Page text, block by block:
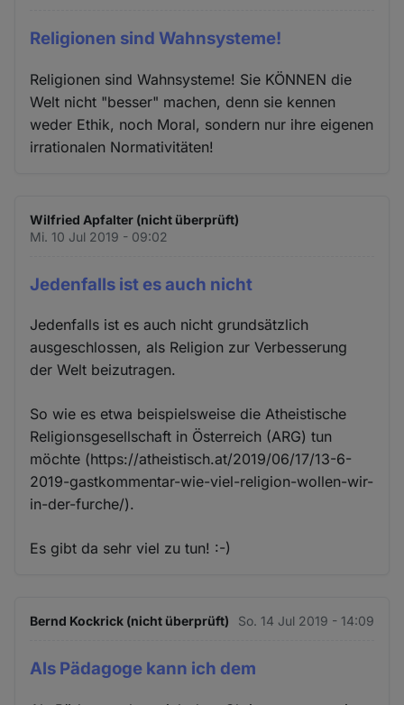
Religionen sind Wahnsysteme!
Religionen sind Wahnsysteme! Sie KÖNNEN die
Welt nicht "besser" machen, denn sie kennen
weder Ethik, noch Moral, sondern nur ihre eigenen
irrationalen Normativitäten!
Wilfried Apfalter (nicht überprüft)
Mi. 10 Jul 2019 - 09:02
Jedenfalls ist es auch nicht
Jedenfalls ist es auch nicht grundsätzlich
ausgeschlossen, als Religion zur Verbesserung
der Welt beizutragen.
So wie es etwa beispielsweise die Atheistische
Religionsgesellschaft in Österreich (ARG) tun
möchte (https://atheistisch.at/2019/06/17/13-6-
2019-gastkommentar-wie-viel-religion-wollen-wir-
in-der-furche/).
Es gibt da sehr viel zu tun! :-)
Bernd Kockrick (nicht überprüft) So. 14 Jul 2019 - 14:09
Als Pädagoge kann ich dem